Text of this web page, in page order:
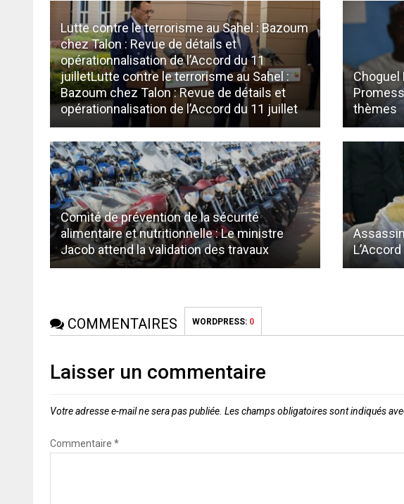
Lutte contre le terrorisme au Sahel : Bazoum
chez Talon : Revue de détails et
opérationnalisation de l’Accord du 11
juilletLutte contre le terrorisme au Sahel :
Bazoum chez Talon : Revue de détails et
opérationnalisation de l’Accord du 11 juillet
Choguel
thèmes
Comité de prévention de la sécurité
alimentaire et nutritionnelle : Le ministre
Jacob attend la validation des travaux
COMMENTAIRES WORDPRESS: 0
Laisser un commentaire
Votre adresse e-mail ne sera pas publiée. Les champs obligatoires sont indiqués
Commentaire*